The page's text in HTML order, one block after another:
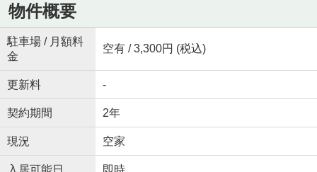
物件概要
駐車場 / 月額料
金
空有 / 3,300円 (税込)
更新料 -
契約期間 2年
現況 空家
入居可能日 即時